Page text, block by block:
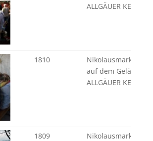
ALLGÄUER KERAMIK
1810
Nikolausmarkt
auf dem Gelände
ALLGÄUER KERAMIK
1809
Nikolausmarkt